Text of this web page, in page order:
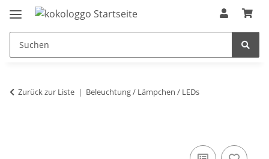
Zurück zur Liste Beleuchtung / Lämpchen / LEDs